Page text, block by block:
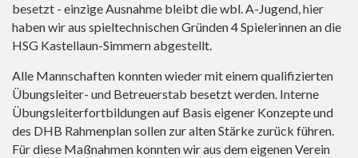
besetzt - einzige Ausnahme bleibt die wbl. A-Jugend, hier
haben wir aus spieltechnischen Gründen 4 Spielerinnen an die
HSG Kastellaun-Simmern abgestellt.
Alle Mannschaften konnten wieder mit einem qualifizierten
Übungsleiter- und Betreuerstab besetzt werden. Interne
Übungsleiterfortbildungen auf Basis eigener Konzepte und
des DHB Rahmenplan sollen zur alten Stärke zurück führen.
Für diese Maßnahmen konnten wir aus dem eigenen Verein